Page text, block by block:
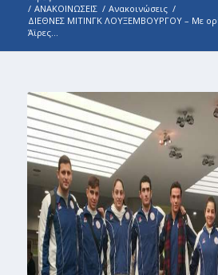
/ ΑΝΑΚΟΙΝΩΣΕΙΣ / Ανακοινώσεις /
ΔΙΕΘΝΕΣ ΜΙΤΙΝΓΚ ΛΟΥΞΕΜΒΟΥΡΓΟΥ – Με
Άϊρες...